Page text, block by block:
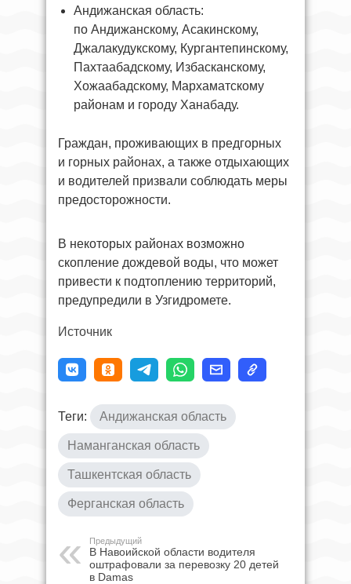
Андижанская область:
по Андижанскому, Асакинскому,
Джалакудукскому, Кургантепинскому,
Пахтаабадскому, Избасканскому,
Хожаабадскому, Мархаматскому
районам и городу Ханабаду.
Граждан, проживающих в предгорных
и горных районах, а также отдыхающих
и водителей призвали соблюдать меры
предосторожности.
В некоторых районах возможно
скопление дождевой воды, что может
привести к подтоплению территорий,
предупредили в Узгидромете.
Источник
Теги: Андижанская область
Наманганская область
Ташкентская область
Ферганская область
Предыдущий
В Навоийской области водителя
оштрафовали за перевозку 20 детей
в Damas